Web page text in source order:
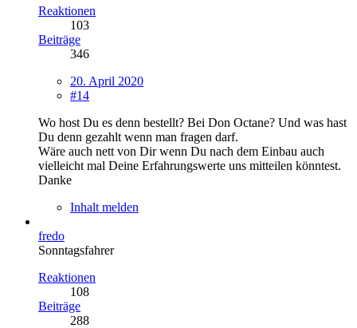
Reaktionen
103
Beiträge
346
20. April 2020
#14
Wo host Du es denn bestellt? Bei Don Octane? Und was hast
Du denn gezahlt wenn man fragen darf.
Wäre auch nett von Dir wenn Du nach dem Einbau auch
vielleicht mal Deine Erfahrungswerte uns mitteilen könntest.
Danke
Inhalt melden
fredo
Sonntagsfahrer
Reaktionen
108
Beiträge
288